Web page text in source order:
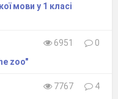
мови у 1 класі
6951
0
zoo"
7767
4